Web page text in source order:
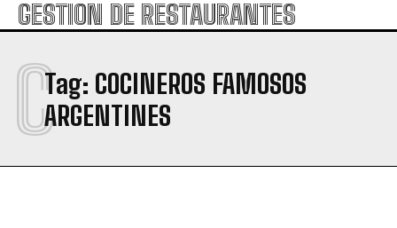
GESTION DE RESTAURANTES
Tag: COCINEROS FAMOSOS
ARGENTINES
C